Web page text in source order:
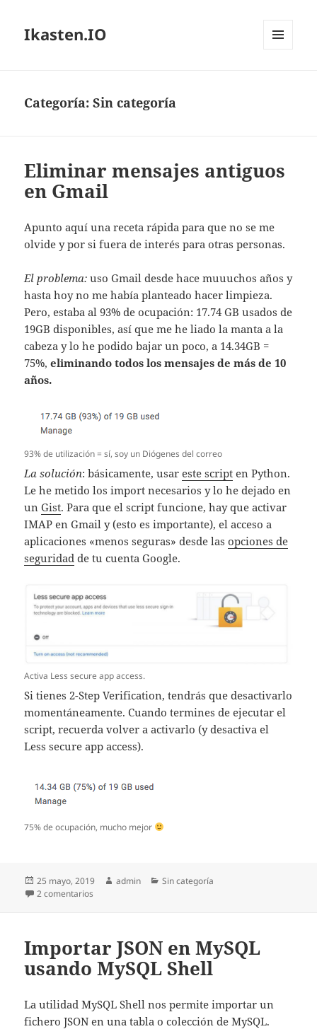
Ikasten.IO
Categoría:Sin categoría
Eliminar mensajes antiguos
en Gmail
Apunto aquí una receta rápida para que no se me
olvide y por si fuera de interés para otras personas.
El problema: uso Gmail desde hace muuuchos años y
hasta hoy no me había planteado hacer limpieza.
Pero, estaba al 93% de ocupación: 17.74 GB usados de
19GB disponibles, así que me he liado la manta a la
cabeza y lo he podido bajar un poco, a 14.34GB =
75%,eliminando todos los mensajes de más de 10
años.
93% de utilización = sí, soy un Diógenes del correo
La solución: básicamente, usareste script en Python.
Le he metido los import necesarios y lo he dejado en
unGist. Para que el script funcione, hay que activar
IMAP en Gmail y (esto es importante), el acceso a
aplicaciones «menos seguras» desde lasopciones de
seguridad de tu cuenta Google.
Activa Less secure app access.
Si tienes 2-Step Verification, tendrás que desactivarlo
momentáneamente. Cuando termines de ejecutar el
script, recuerda volver a activarlo (y desactiva el
Less secure app access).
75% de ocupación, mucho mejor
Publicado
el
25 mayo, 2019 Autor
admin Categorías
Sin categoría
2 comentarios
Importar JSON en MySQL
usando MySQL Shell
La utilidad MySQL Shell nos permite importar un
fichero JSON en una tabla o colección de MySQL.